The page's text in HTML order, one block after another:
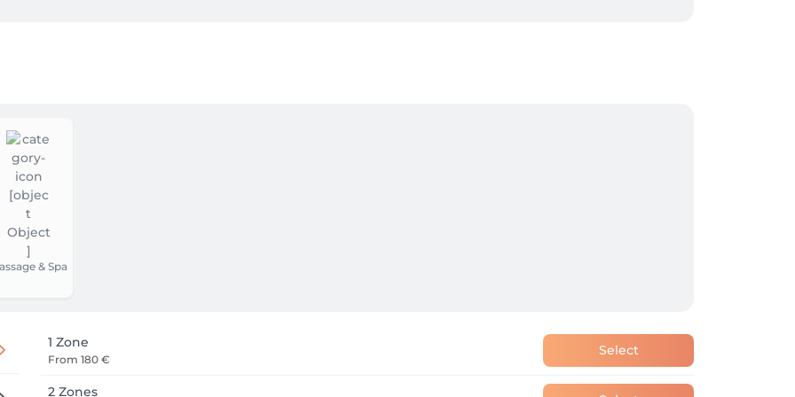
telles que la radiofréquence, les ultrasons, l'oxygénothérapie et l'ultrasonic skin scrubber, afin
le bien-être et d'accompagner chaque cliente dans l'atteinte de ses objectifs esthétiques.
soin : une expérience personnalisée, professionnelle et chaleureuse, dans un cadre où votre bien-être
& Spa
1 Zone
From 180 €
Select
2 Zones